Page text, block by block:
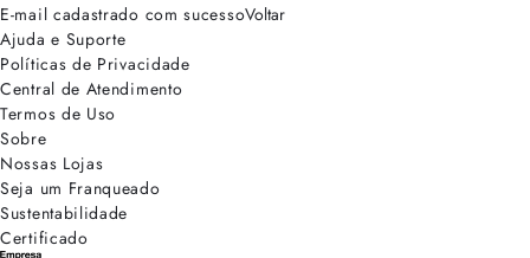
E-mail cadastrado com sucessoVoltar
Ajuda e Suporte
Políticas de Privacidade
Central de Atendimento
Termos de Uso
Sobre
Nossas Lojas
Seja um Franqueado
Sustentabilidade
Certificado